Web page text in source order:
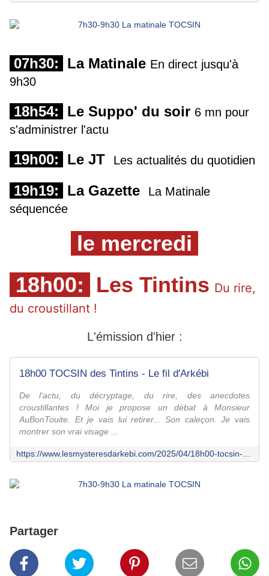
07h30: La Matinale En direct jusqu'à
9h30
18h54: Le Suppo' du soir 6 mn pour
s'administrer l'actu
19h00: Le JT Les actualités du quotidien
19h19: La Gazette
La Matinale
séquencée
le mercredi
18h00:
Les Tintins Du rire,
du croustillant !
L'émission d'hier :
18h00 TOCSIN des Tintins - Le fil d'Arkébi
De l'actu, du décryptage, du rire, des anecdotes
croustillantes ! Moi je propose un débat à Monsieur
AuBonTouite. Et je vais lui retirer... Son caleçon. Je vais
montrer son vrai visage ...
Partager